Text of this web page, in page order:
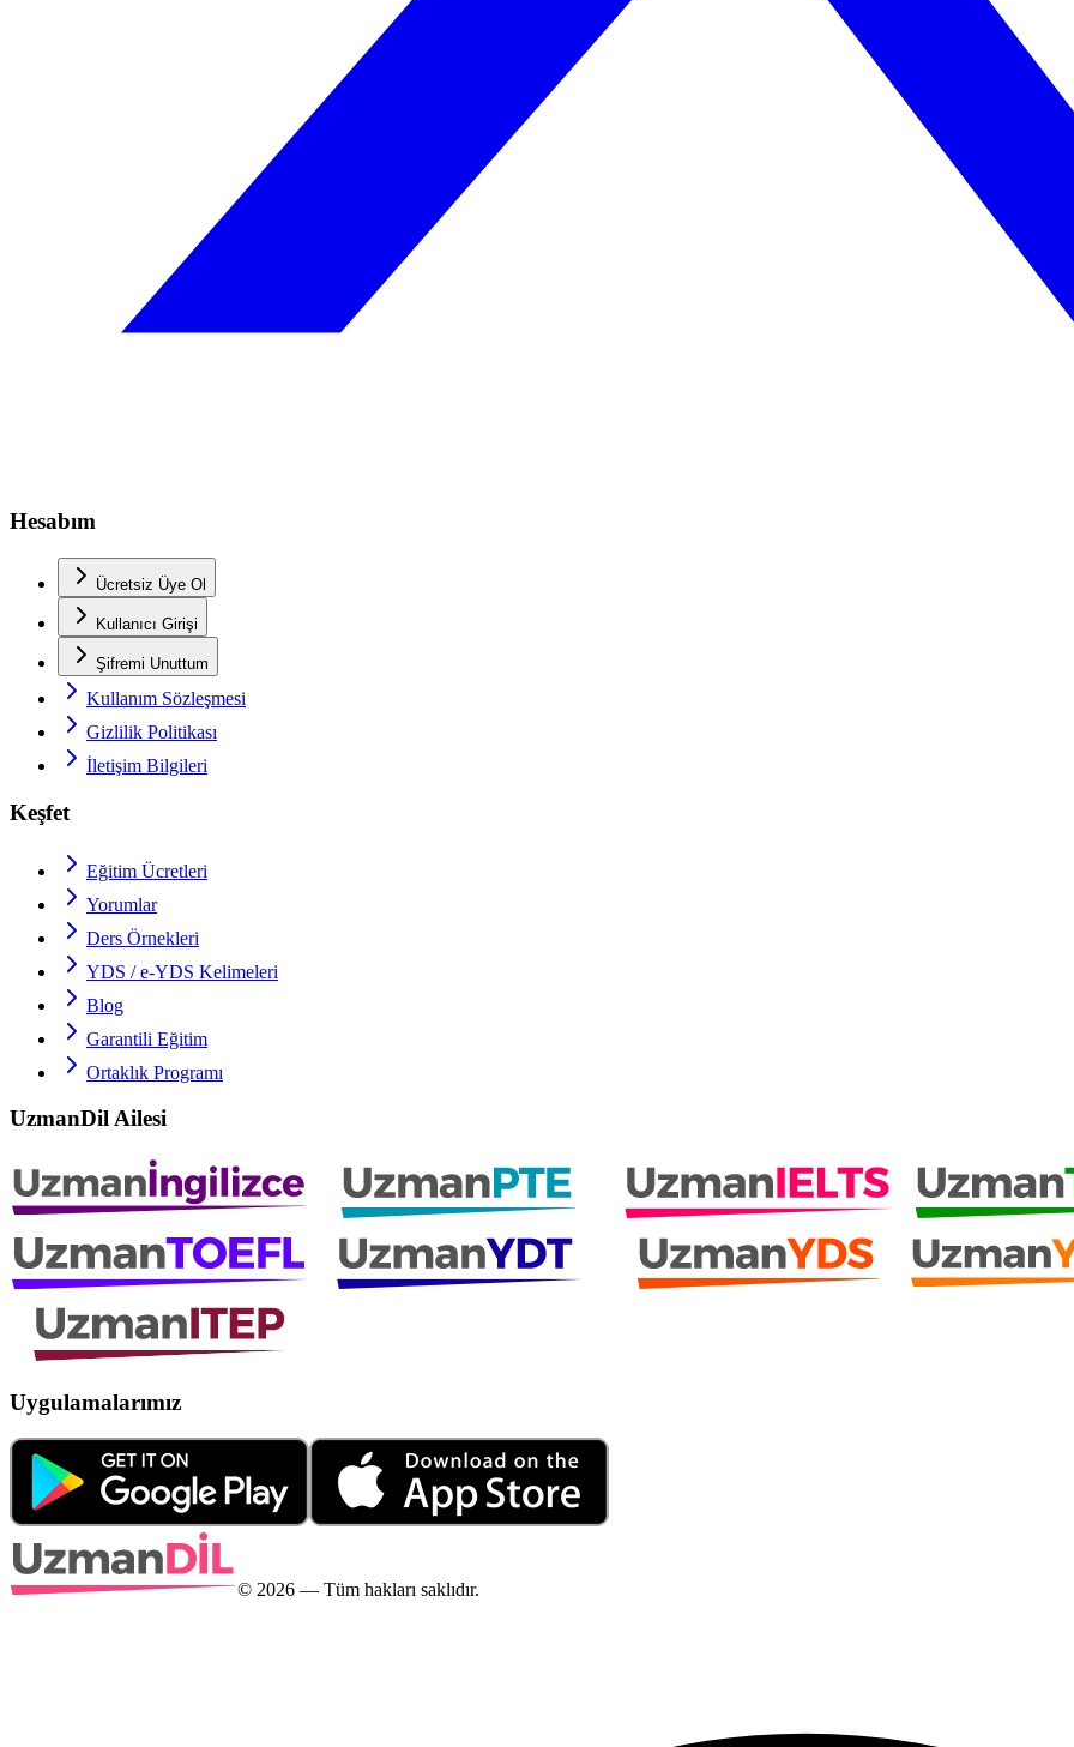
Hesabım
Ücretsiz Üye Ol
Kullanıcı Girişi
Şifremi Unuttum
Kullanım Sözleşmesi
Gizlilik Politikası
İletişim Bilgileri
Keşfet
Eğitim Ücretleri
Yorumlar
Ders Örnekleri
YDS / e-YDS Kelimeleri
Blog
Garantili Eğitim
Ortaklık Programı
UzmanDil Ailesi
Uygulamalarımız
© 2026 — Tüm hakları saklıdır.